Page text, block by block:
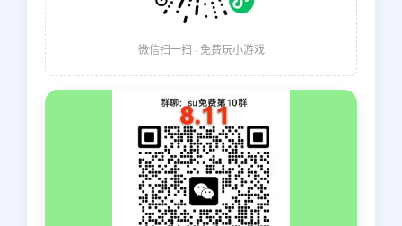
微信扫一扫 · 免费玩小游戏